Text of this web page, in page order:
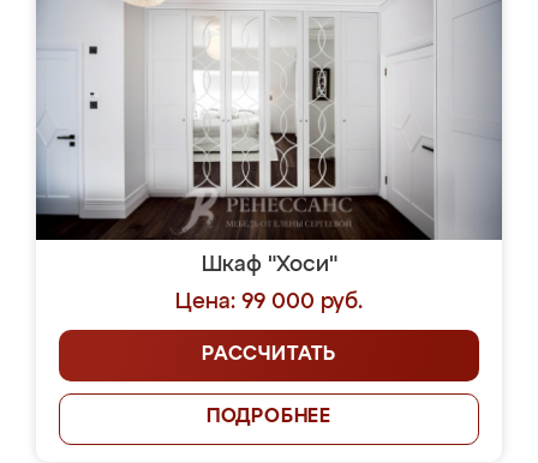
Шкаф "Хоси"
Цена: 99 000 руб.
РАССЧИТАТЬ
ПОДРОБНЕЕ